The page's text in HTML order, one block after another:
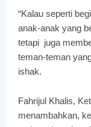
“Kalau seperti
anak-anak yang
tetapi juga
teman-teman
ishak.
Fahrijul Khalis,
menambahkan,